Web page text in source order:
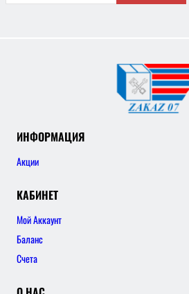
ИНФОРМАЦИЯ
Акции
КАБИНЕТ
Мой Аккаунт
Баланс
Счета